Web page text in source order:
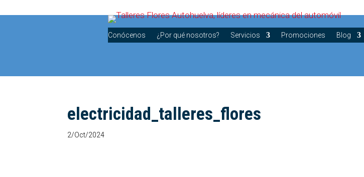
Conócenos ¿Por qué nosotros? Servicios Promociones Blog
electricidad_talleres_flores
2/Oct/2024